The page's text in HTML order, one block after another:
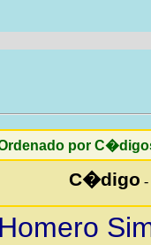
por
C�digo -
Homero